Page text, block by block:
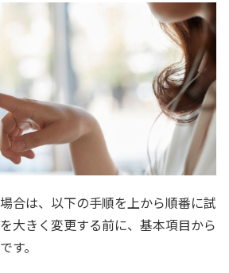
合は、以下の手順を上から順番に試
大きく変更する前に、基本項目から
す。